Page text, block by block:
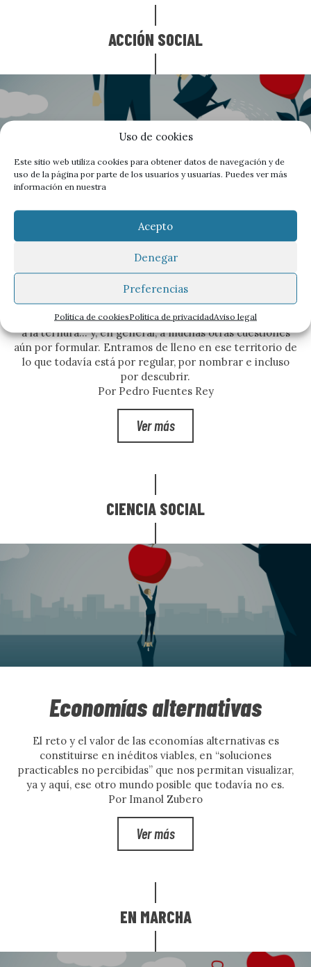
Uso de cookies
Este sitio web utiliza cookies para obtener datos de navegación y de
uso de la página por parte de los usuarios y usuarias. Puedes ver más
información en nuestra
Acepto
Denegar
Preferencias
Política de cookiesPolítica de privacidadAviso legal
ACCIÓN SOCIAL
Los "otros" derechos, el
rescate del sujeto
Cuando hablamos de los “otros” derechos nos referimos
al derecho a soñar, al derecho a la diferencia, al derecho
a la ternura… y, en general, a muchas otras cuestiones
aún por formular. Entramos de lleno en ese territorio de
lo que todavía está por regular, por nombrar e incluso
por descubrir.
Por Pedro Fuentes Rey
Ver más
CIENCIA SOCIAL
Economías alternativas
El reto y el valor de las economías alternativas es
constituirse en inéditos viables, en “soluciones
practicables no percibidas” que nos permitan visualizar,
ya y aquí, ese otro mundo posible que todavía no es.
Por Imanol Zubero
Ver más
EN MARCHA